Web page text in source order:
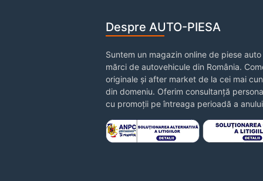
Despre AUTO-PIESA
Suntem un magazin online de piese
mărci de autovehicule din România.
originale și after market de la cei mai
din domeniu. Oferim consultanță
cu promoții pe întreaga perioadă a